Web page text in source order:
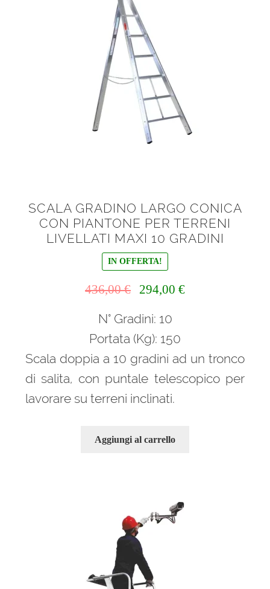
SCALA GRADINO LARGO CONICA
CON PIANTONE PER TERRENI
LIVELLATI MAXI 10 GRADINI
IN OFFERTA!
436,00€
originale
436,00 €.
294,00 €Il
N° Gradini: 10
Portata (Kg): 150
Scala doppia a 10 gradini ad un tronco
di salita, con puntale telescopico per
lavorare su terreni inclinati.
Aggiungi al carrello